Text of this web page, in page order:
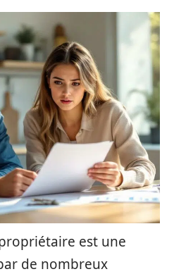
est une
de nombreux